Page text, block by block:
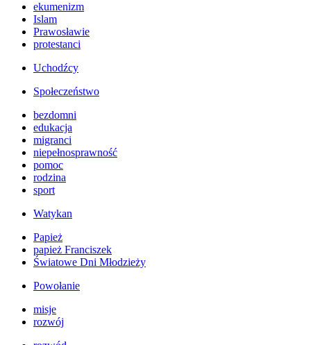
ekumenizm
Islam
Prawosławie
protestanci
Uchodźcy
Społeczeństwo
bezdomni
edukacja
migranci
niepełnosprawność
pomoc
rodzina
sport
Watykan
Papież
papież Franciszek
Światowe Dni Młodzieży
Powołanie
misje
rozwój